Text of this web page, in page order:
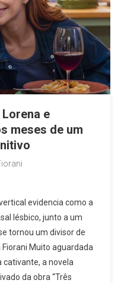
e
meses de um
evidencia como a
lésbico, junto a um
tornou um divisor de
Muito aguardada
cativante, a novela
da obra “Três